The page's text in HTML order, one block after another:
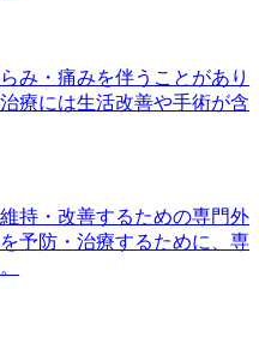
み・痛みを伴うことがあり
療には生活改善や手術が含
持・改善するための専門外
予防・治療するために、専